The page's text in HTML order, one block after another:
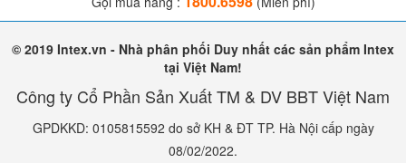
Vali đựng thông minh: Giúp bé rèn luyện thói quen ngăn
Nhựa an toàn đạt chuẩn, bền bỉ trước
mọi va đập từ những "bác sĩ" hiếu động.
© 2019 Intex.vn - Nhà phân phối Duy nhất các sản phẩm Intex
tại Việt Nam!
Công ty Cổ Phần Sản Xuất TM & DV BBT Việt Nam
GPDKKD: 0105815592 do sở KH & ĐT TP. Hà Nội cấp ngày
08/02/2022.